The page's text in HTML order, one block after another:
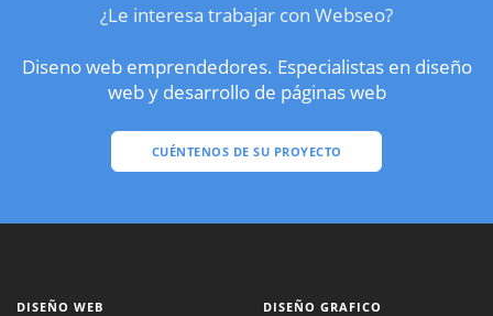
¿Le interesa trabajar con Webseo?
Diseno web emprendedores. Especialistas en diseño
web y desarrollo de páginas web
CUÉNTENOS DE SU PROYECTO
DISEÑO WEB DISEÑO GRAFICO